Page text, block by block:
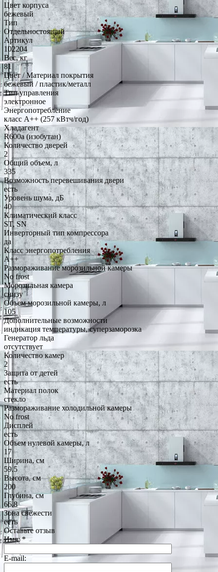
Цвет корпуса
бежевый
Тип
Отдельностоящий
Артикул
102204
Вес, кг
81
Цвет / Материал покрытия
бежевый / пластик/металл
Тип управления
электронное
Энергопотребление
класс A++ (257 кВтч/год)
Хладагент
R600a (изобутан)
Количество дверей
2
Общий объем, л
335
Возможность перевешивания двери
есть
Уровень шума, дБ
40
Климатический класс
ST, SN
Инверторный тип компрессора
да
Класс энергопотребления
A++
Размораживание морозильной камеры
No frost
Морозильная камера
снизу
Объем морозильной камеры, л
105
Дополнительные возможности
индикация температуры, суперзаморозка
Генератор льда
отсутствует
Количество камер
2
Защита от детей
есть
Материал полок
стекло
Размораживание холодильной камеры
No frost
Дисплей
есть
Объем нулевой камеры, л
17
Ширина, см
59.5
Высота, см
200
Глубина, см
66.8
Зона свежести
есть
Оставьте отзыв
Имя:*
E-mail: